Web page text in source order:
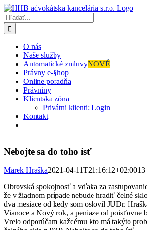
Skip
to
content
Hľadať:
O nás
Naše služby
Automatické zmluvyNOVÉ
Právny e-§hop
Online poradňa
Právniny
Klientska zóna
Privátni klienti: Login
Kontakt
Nebojte sa do toho ísť
Marek Hraška2021-04-11T21:16:12+02:0013
Obrovská spokojnosť a vďaka za
že v žiadnom prípade nebude hradiť čelné
dva mesiace od kedy som oslovil JUDr.
Vianoce a Nový rok, a peniaze od poisťovne
Vrelo odporúčam každému kto má takýto